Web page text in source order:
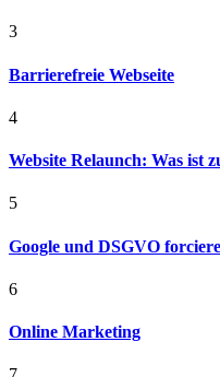
3
Barrierefreie Webseite
4
Website Relaunch: Was ist
5
Google und DSGVO
6
Online Marketing